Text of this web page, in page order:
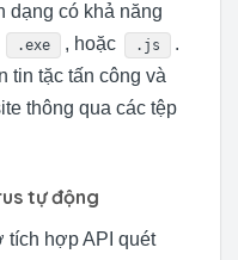
dạng có khả năng
.exe , hoặc .js
.
tin tặc tấn công và
thông qua các tệp
tự động
tích hợp API quét